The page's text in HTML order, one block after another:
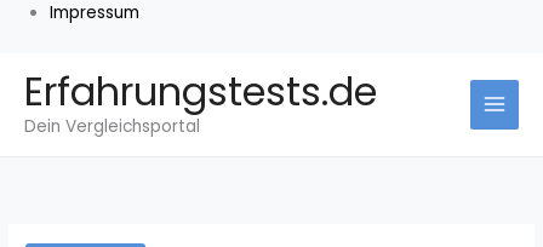
Impressum
Inhalt
springen
Erfahrungstests.de
Dein Vergleichsportal